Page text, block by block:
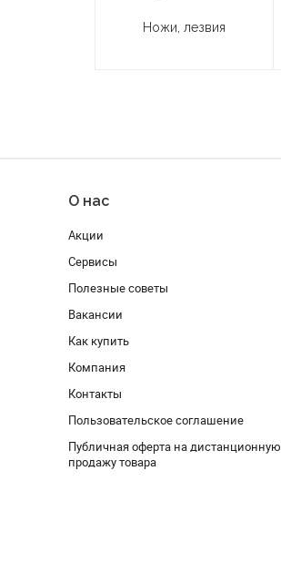
Ножи, лезвия
О нас
Акции
Сервисы
Полезные советы
Вакансии
Как купить
Компания
Контакты
Пользовательское соглашение
Публичная оферта на дистанционную
продажу товара